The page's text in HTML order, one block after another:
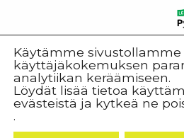
© 2026 Harjureitti.
Käytämme sivustollamme
käyttäjäkokemuksen
analytiikan keräämiseen.
Löydät lisää tietoa
evästeistä ja kytkeä ne
.